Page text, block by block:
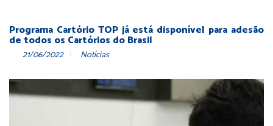
Programa Cartório TOP já está disponível para adesão
de todos os Cartórios do Brasil
21/06/2022 Notícias